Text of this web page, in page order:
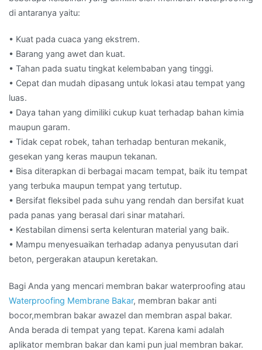
di antaranya yaitu:
• Kuat pada cuaca yang ekstrem.
• Barang yang awet dan kuat.
• Tahan pada suatu tingkat kelembaban yang tinggi.
• Cepat dan mudah dipasang untuk lokasi atau tempat yang
luas.
• Daya tahan yang dimiliki cukup kuat terhadap bahan kimia
maupun garam.
• Tidak cepat robek, tahan terhadap benturan mekanik,
gesekan yang keras maupun tekanan.
• Bisa diterapkan di berbagai macam tempat, baik itu tempat
yang terbuka maupun tempat yang tertutup.
• Bersifat fleksibel pada suhu yang rendah dan bersifat kuat
pada panas yang berasal dari sinar matahari.
• Kestabilan dimensi serta kelenturan material yang baik.
• Mampu menyesuaikan terhadap adanya penyusutan dari
beton, pergerakan ataupun keretakan.
Bagi Anda yang mencari membran bakar waterproofing atau
Waterproofing Membrane Bakar, membran bakar anti
bocor,membran bakar awazel dan membran aspal bakar.
Anda berada di tempat yang tepat. Karena kami adalah
aplikator membran bakar dan kami pun jual membran bakar.